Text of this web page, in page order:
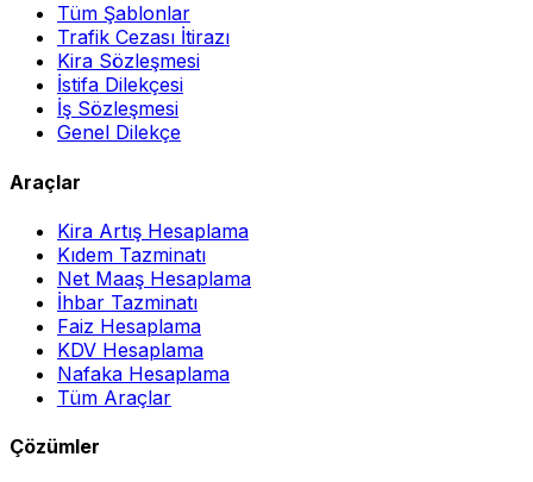
Tüm Şablonlar
Trafik Cezası İtirazı
Kira Sözleşmesi
İstifa Dilekçesi
İş Sözleşmesi
Genel Dilekçe
Araçlar
Kira Artış Hesaplama
Kıdem Tazminatı
Net Maaş Hesaplama
İhbar Tazminatı
Faiz Hesaplama
KDV Hesaplama
Nafaka Hesaplama
Tüm Araçlar
Çözümler